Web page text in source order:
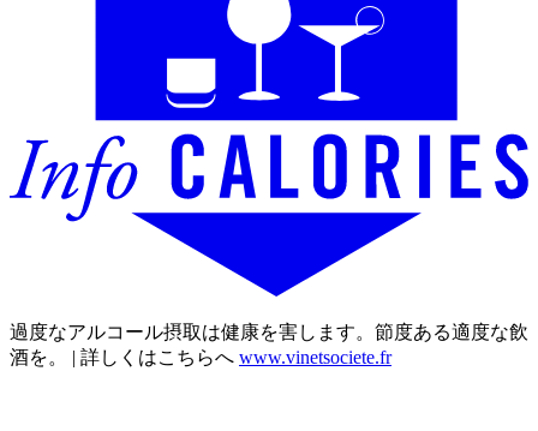
過度なアルコール摂取は健康を害します。節度ある適度な飲
酒を。 | 詳しくはこちらへ www.vinetsociete.fr